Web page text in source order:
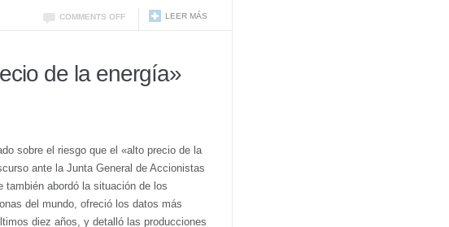
LEER MÁS
COMMENTS OFF
de la energía»
sobre el riesgo que el «alto precio de la
ante la Junta General de Accionistas
también abordó la situación de los
del mundo, ofreció los datos más
diez años, y detalló las producciones